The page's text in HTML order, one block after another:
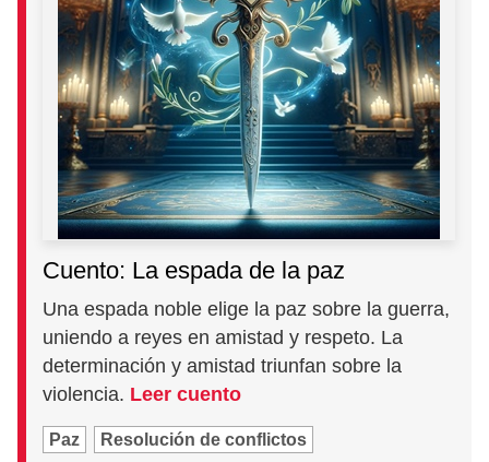
Cuento: La espada de la paz
Una espada noble elige la paz sobre la guerra,
uniendo a reyes en amistad y respeto. La
determinación y amistad triunfan sobre la
violencia. Leer cuento
Paz Resolución de conflictos